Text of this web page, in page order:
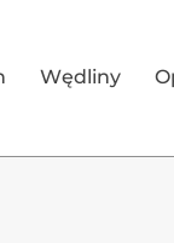
Wędliny